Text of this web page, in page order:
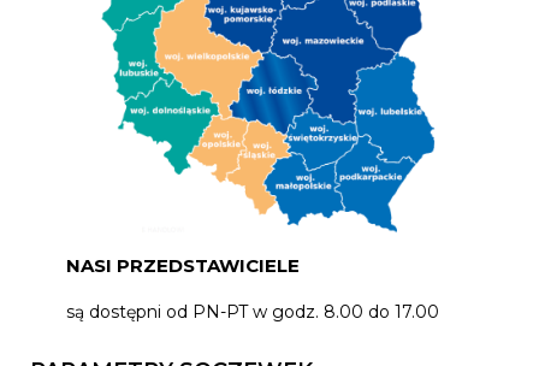
NASI PRZEDSTAWICIELE
są dostępni od PN-PT w godz. 8.00 do 17.00